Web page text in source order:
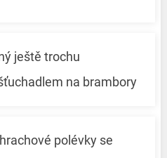
ještě trochu
na brambory
polévky se